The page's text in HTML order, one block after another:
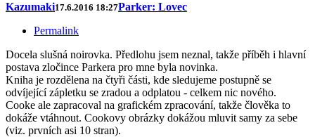
Kazumaki17.6.2016 18:27Parker: Lovec
Permalink
Docela slušná noirovka. Předlohu jsem neznal, takže příběh i hlavní
postava zločince Parkera pro mne byla novinka.
Kniha je rozdělena na čtyři části, kde sledujeme postupně se
odvíjející zápletku se zradou a odplatou - celkem nic nového.
Cooke ale zapracoval na grafickém zpracování, takže člověka to
dokáže vtáhnout. Cookovy obrázky dokážou mluvit samy za sebe
(viz. prvních asi 10 stran).